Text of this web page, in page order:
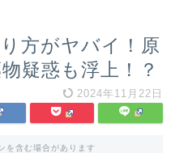
方がヤバイ！原
疑惑も浮上！？
2024年11月22日
を含む場合があります